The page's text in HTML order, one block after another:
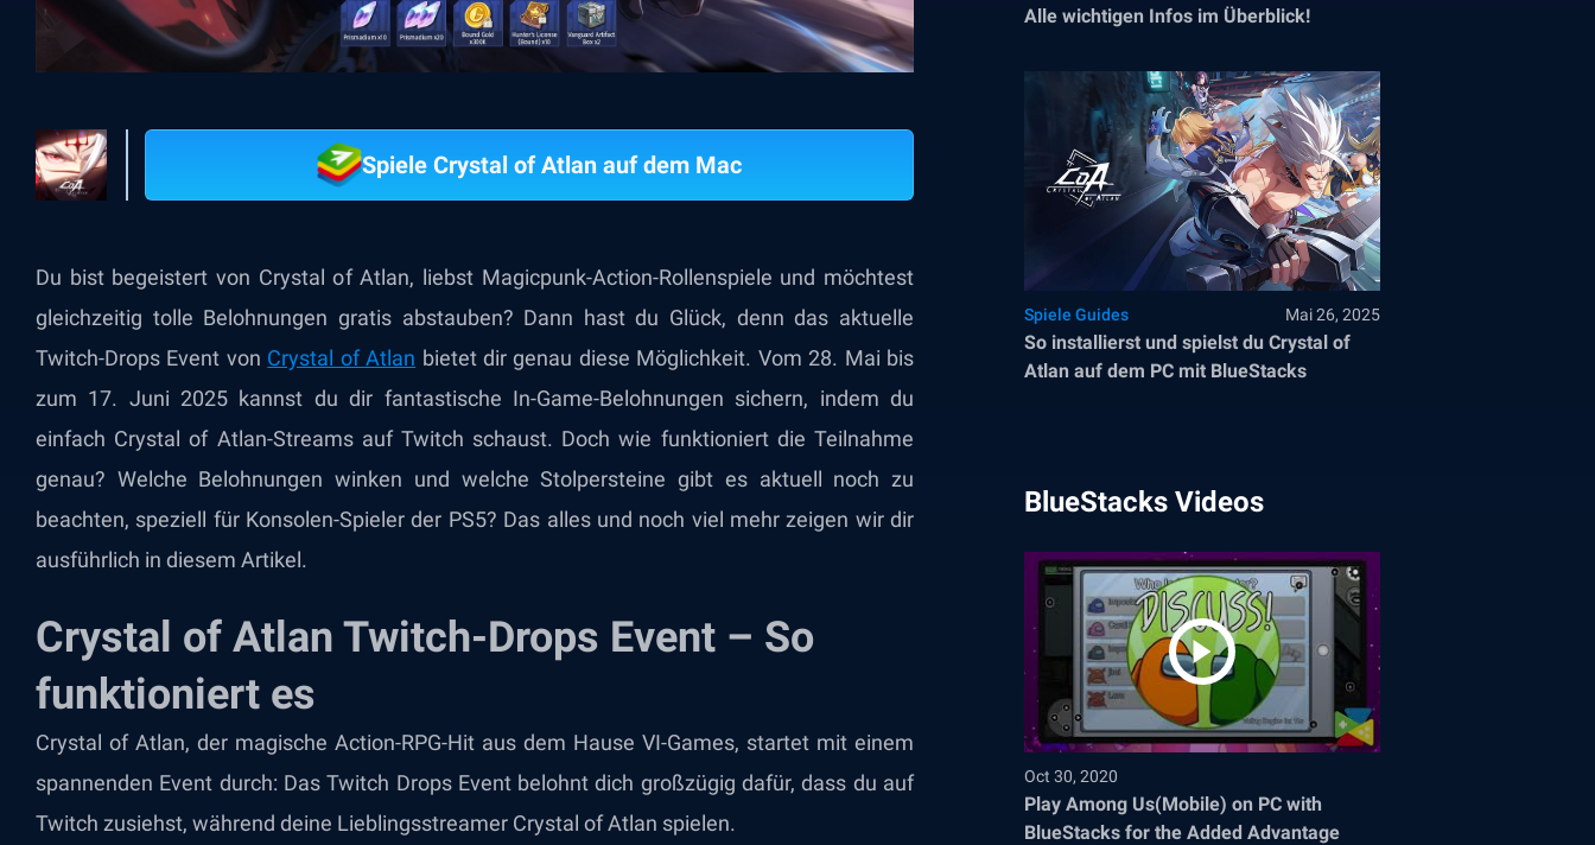
Spiele Crystal of Atlan auf dem Mac
Du bist begeistert von Crystal of Atlan, liebst Magicpunk-Action-Rollenspiele und möchtest
gleichzeitig tolle Belohnungen gratis abstauben? Dann hast du Glück, denn das aktuelle
Twitch-Drops Event von Crystal of Atlan bietet dir genau diese Möglichkeit. Vom 28. Mai bis
zum 17. Juni 2025 kannst du dir fantastische In-Game-Belohnungen sichern, indem du
einfach Crystal of Atlan-Streams auf Twitch schaust. Doch wie funktioniert die Teilnahme
genau? Welche Belohnungen winken und welche Stolpersteine gibt es aktuell noch zu
beachten, speziell für Konsolen-Spieler der PS5? Das alles und noch viel mehr zeigen wir dir
ausführlich in diesem Artikel.
Crystal of Atlan Twitch-Drops Event – So
funktioniert es
Crystal of Atlan, der magische Action-RPG-Hit aus dem Hause VI-Games, startet mit einem
spannenden Event durch: Das Twitch Drops Event belohnt dich großzügig dafür, dass du auf
Twitch zusiehst, während deine Lieblingsstreamer Crystal of Atlan spielen.
Alle wichtigen Infos im Überblick!
Spiele Guides Mai 26, 2025
So installierst und spielst du Crystal of
Atlan auf dem PC mit BlueStacks
BlueStacks Videos
Oct 30, 2020
Play Among Us(Mobile) on PC with
BlueStacks for the Added Advantage